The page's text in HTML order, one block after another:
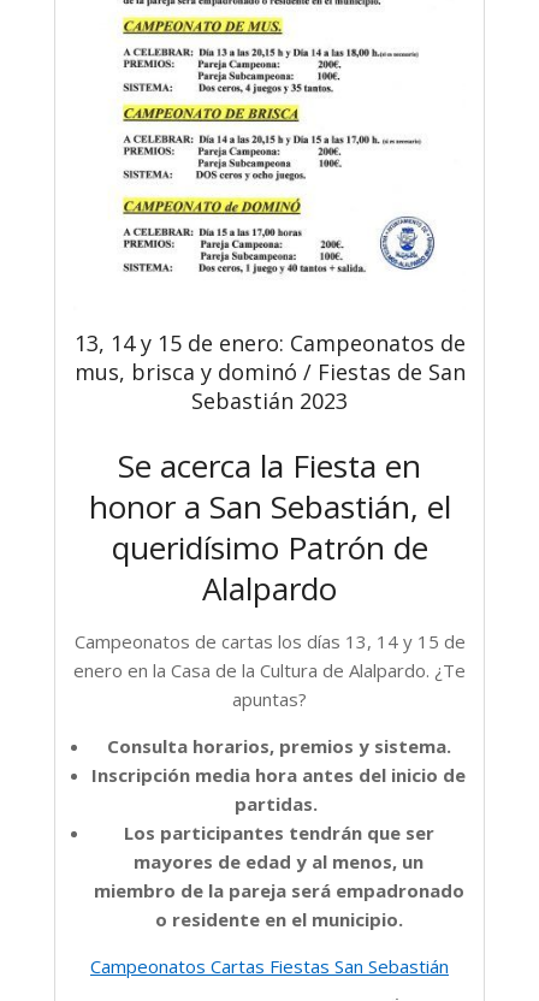
13, 14 y 15 de enero: Campeonatos de
mus, brisca y dominó / Fiestas de San
Sebastián 2023
Se acerca la Fiesta en
honor a San Sebastián, el
queridísimo Patrón de
Alalpardo
Campeonatos de cartas los días 13, 14 y 15 de
enero en la Casa de la Cultura de Alalpardo. ¿Te
apuntas?
Consulta horarios, premios y sistema.
Inscripción media hora antes del inicio de
partidas.
Los participantes tendrán que ser
mayores de edad y al menos, un
miembro de la pareja será empadronado
o residente en el municipio.
Campeonatos Cartas Fiestas San Sebastián